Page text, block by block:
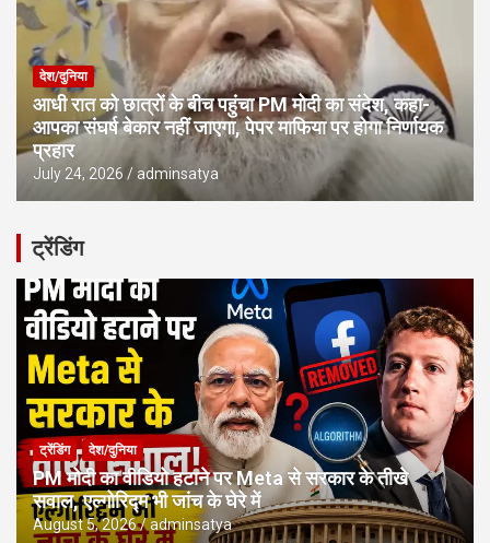
देश/दुनिया
आधी रात को छात्रों के बीच पहुंचा PM मोदी का संदेश, कहा-
आपका संघर्ष बेकार नहीं जाएगा, पेपर माफिया पर होगा निर्णायक
प्रहार
July 24, 2026 adminsatya
ट्रेंडिंग
ट्रेंडिंग देश/दुनिया
PM मोदी का वीडियो हटाने पर Meta से सरकार के तीखे
सवाल, एल्गोरिद्म भी जांच के घेरे में
August 5, 2026 adminsatya